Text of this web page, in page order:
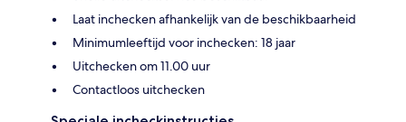
Laat inchecken afhankelijk van de beschikbaarheid
Minimumleeftijd voor inchecken: 18 jaar
Uitchecken om 11.00 uur
Contactloos uitchecken